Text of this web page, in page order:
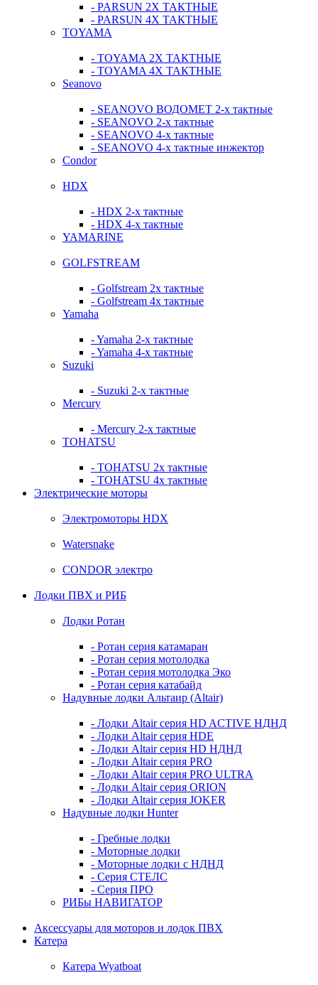
- PARSUN 2Х ТАКТНЫЕ
- PARSUN 4Х ТАКТНЫЕ
TOYAMA
- TOYAMA 2Х ТАКТНЫЕ
- TOYAMA 4Х ТАКТНЫЕ
Seanovo
- SEANOVO ВОДОМЕТ 2-х тактные
- SEANOVO 2-х тактные
- SEANOVO 4-х тактные
- SEANOVO 4-х тактные инжектор
Condor
HDX
- HDX 2-х тактные
- HDX 4-х тактные
YAMARINE
GOLFSTREAM
- Golfstream 2х тактные
- Golfstream 4х тактные
Yamaha
- Yamaha 2-х тактные
- Yamaha 4-х тактные
Suzuki
- Suzuki 2-х тактные
Mercury
- Mercury 2-х тактные
TOHATSU
- TOHATSU 2х тактные
- TOHATSU 4х тактные
Электрические моторы
Электромоторы HDX
Watersnake
CONDOR электро
Лодки ПВХ и РИБ
Лодки Ротан
- Ротан серия катамаран
- Ротан серия мотолодка
- Ротан серия мотолодка Эко
- Ротан серия катабайд
Надувные лодки Альтаир (Altair)
- Лодки Altair серия HD ACTIVE НДНД
- Лодки Altair серия HDE
- Лодки Altair серия HD НДНД
- Лодки Altair серия PRO
- Лодки Altair серия PRO ULTRA
- Лодки Altair серия ORION
- Лодки Altair серия JOKER
Надувные лодки Hunter
- Гребные лодки
- Моторные лодки
- Моторные лодки с НДНД
- Серия СТЕЛС
- Серия ПРО
РИБы НАВИГАТОР
Аксессуары для моторов и лодок ПВХ
Катера
Катера Wyatboat